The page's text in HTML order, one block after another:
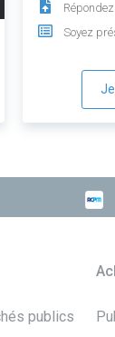
Soyez
publics